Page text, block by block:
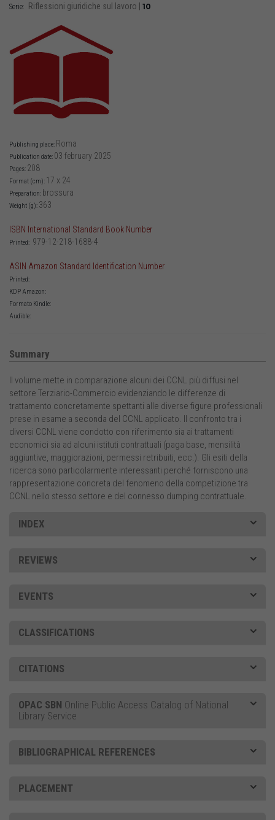
Serie: Riflessioni giuridiche sul lavoro 10
Publishing place: Roma
Publication date: 03 february 2025
Pages: 208
Format (cm): 17 x 24
Preparation: brossura
Weight (g): 363
ISBN International Standard Book Number
Printed: 979-12-218-1688-4
ASIN Amazon Standard Identification Number
Printed:
KDP Amazon:
Formato Kindle:
Audible:
Summary
Il volume mette in comparazione alcuni dei CCNL più diffusi nel
settore Terziario-Commercio evidenziando le differenze di
trattamento concretamente spettanti alle diverse figure professionali
prese in esame a seconda del CCNL applicato. Il confronto tra i
diversi CCNL viene condotto con riferimento sia ai trattamenti
economici sia ad alcuni istituti contrattuali (paga base, mensilità
aggiuntive, maggiorazioni, permessi retribuiti, ecc.). Gli esiti della
ricerca sono particolarmente interessanti perché forniscono una
rappresentazione concreta del fenomeno della competizione tra
CCNL nello stesso settore e del connesso dumping contrattuale.
INDEX
REVIEWS
EVENTS
CLASSIFICATIONS
CITATIONS
OPAC SBN Online Public Access Catalog of National
Library Service
BIBLIOGRAPHICAL REFERENCES
PLACEMENT